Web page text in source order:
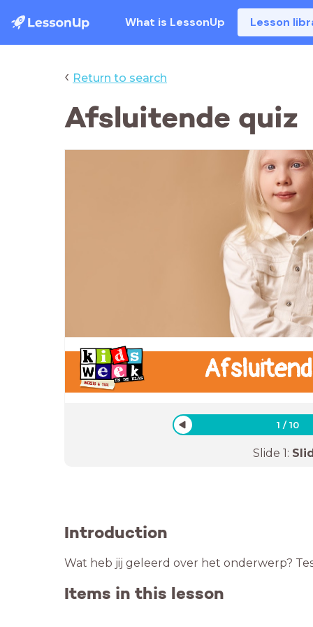
What is LessonUp Lesson
‹ Return to search
Afsluitende quiz
1 /10
Slide 1:
Introduction
Wat heb jij geleerd over het onderwerp?
Items in this lesson